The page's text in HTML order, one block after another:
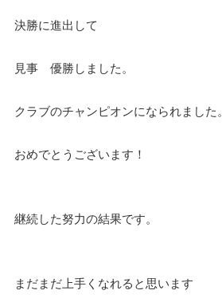
決勝に進出して
見事 優勝しました。
クラブのチャンピオンになられました。
おめでとうございます！
継続した努力の結果です。
まだまだ上手くなれると思います